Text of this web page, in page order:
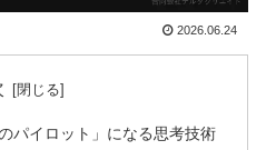
2026.06.24
パイロット」になる思考技術